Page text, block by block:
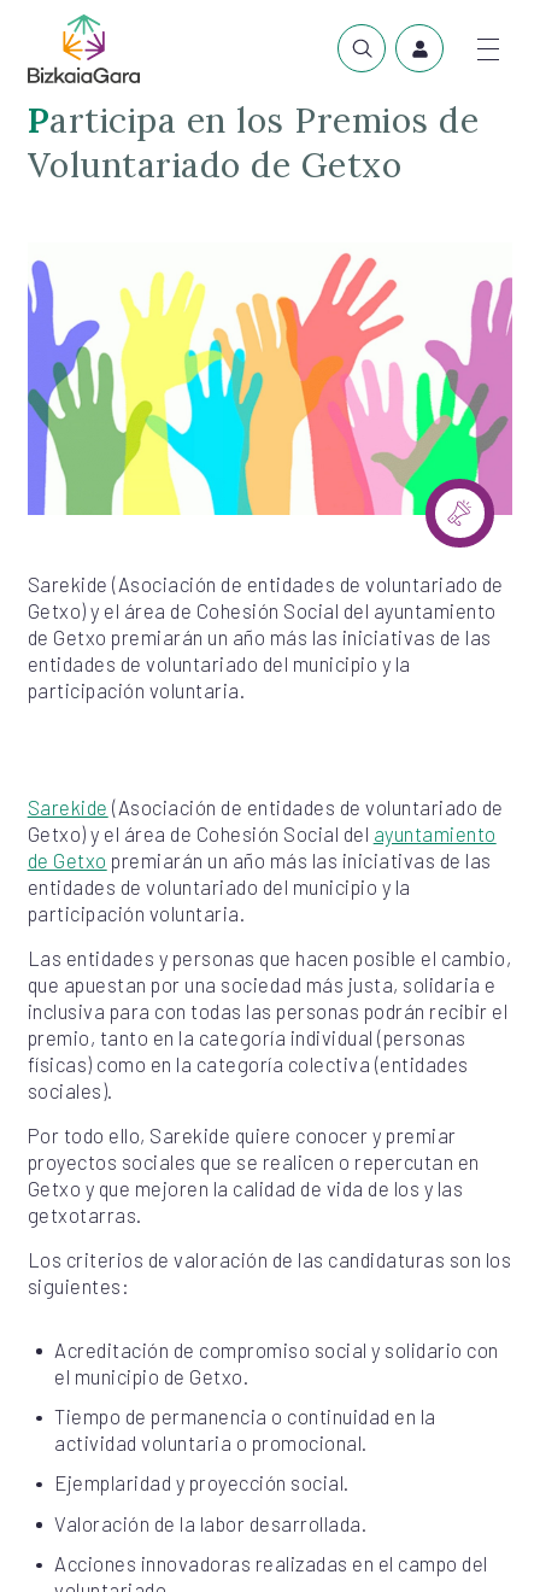
Participa en los Premios de
Voluntariado de Getxo
Sarekide (Asociación de entidades de voluntariado de
Getxo) y el área de Cohesión Social del ayuntamiento
de Getxo premiarán un año más las iniciativas de las
entidades de voluntariado del municipio y la
participación voluntaria.
Sarekide (Asociación de entidades de voluntariado de
Getxo) y el área de Cohesión Social del ayuntamiento
de Getxo premiarán un año más las iniciativas de las
entidades de voluntariado del municipio y la
participación voluntaria.
Las entidades y personas que hacen posible el cambio,
que apuestan por una sociedad más justa, solidaria e
inclusiva para con todas las personas podrán recibir el
premio, tanto en la categoría individual (personas
físicas) como en la categoría colectiva (entidades
sociales).
Por todo ello, Sarekide quiere conocer y premiar
proyectos sociales que se realicen o repercutan en
Getxo y que mejoren la calidad de vida de los y las
getxotarras.
Los criterios de valoración de las candidaturas son los
siguientes:
Acreditación de compromiso social y solidario con
el municipio de Getxo.
Tiempo de permanencia o continuidad en la
actividad voluntaria o promocional.
Ejemplaridad y proyección social.
Valoración de la labor desarrollada.
Acciones innovadoras realizadas en el campo del